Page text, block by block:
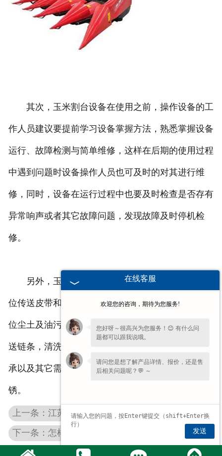
其次，玉米割台设备在使用之前，操作设备的工
作人员建议要提前学习设备掌握方法，熟悉掌握设备
运行、故障检测与简单维修，这样在后期的使用过程
中遇到问题时设备操作人员也可及时的对其进行维
修，同时，设备在运行过程中也要及时检查是否存有
异常响声或者其它故障问题，发现故障及时停机检
修。
另外，玉米割台设备在使用完毕之后要放松各部
位传送皮带和弹簧，皮带应卸下入库保存，清理各部
位尘土及油污，将掉漆的部位涂漆以及卸下各部位传
送链条，清洗后经机油浸泡入库存放，同时也要对轴
承以及其它需要润滑的部位加注润滑油，防止出现生
锈。
上一条：江苏花生秸秆揉丝机和粉碎机有什么区别
下一条：怎样正确清洗江苏玉米籽粒割台
在线客服
欢迎您的咨询，期待为您服务!
您好呀～很高兴为您服务！😊 有什么问
题都可以跟我说哦。
请问您是想了解产品详情、报价，还是售
后相关问题呢？💬 ～
发送